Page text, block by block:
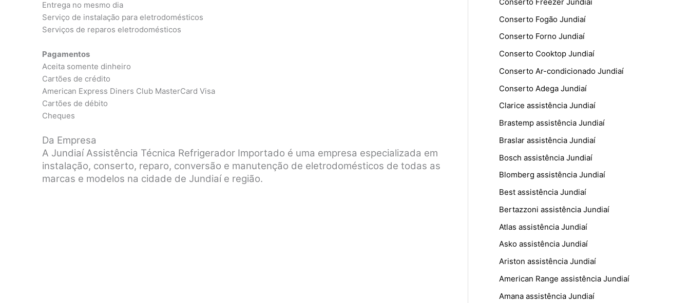
Entrega no mesmo dia
Serviço de instalação para eletrodomésticos
Serviços de reparos eletrodomésticos
Pagamentos
Aceita somente dinheiro
Cartões de crédito
American Express Diners Club MasterCard Visa
Cartões de débito
Cheques
Da Empresa
A Jundiaí Assistência Técnica Refrigerador Importado é uma empresa especializada em
instalação, conserto, reparo, conversão e manutenção de eletrodomésticos de todas as
marcas e modelos na cidade de Jundiaí e região.
Conserto Fogão Jundiaí
Conserto Forno Jundiaí
Conserto Cooktop Jundiaí
Conserto Ar-condicionado Jundiaí
Conserto Adega Jundiaí
Clarice assistência Jundiaí
Brastemp assistência Jundiaí
Braslar assistência Jundiaí
Bosch assistência Jundiaí
Blomberg assistência Jundiaí
Best assistência Jundiaí
Bertazzoni assistência Jundiaí
Atlas assistência Jundiaí
Asko assistência Jundiaí
Ariston assistência Jundiaí
American Range assistência Jundiaí
Amana assistência Jundiaí